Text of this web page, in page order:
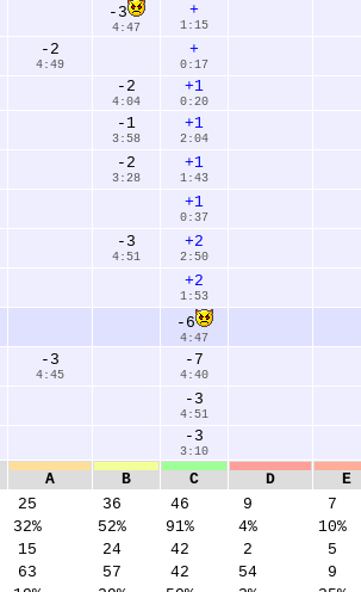
-3
4:47
+
1:15
-2
4:49
+
0:17
-2
4:04
+1
0:20
-1
3:58
+1
2:04
-2
3:28
+1
1:43
+1
0:37
-3
4:51
+2
2:50
+2
1:53
-6
4:47
-3
4:45
-7
4:40
-3
4:51
-3
3:10
A B C D E
25
32%
15
63
36
52%
24
57
46
91%
42
42
9
4%
2
54
7
10%
5
9